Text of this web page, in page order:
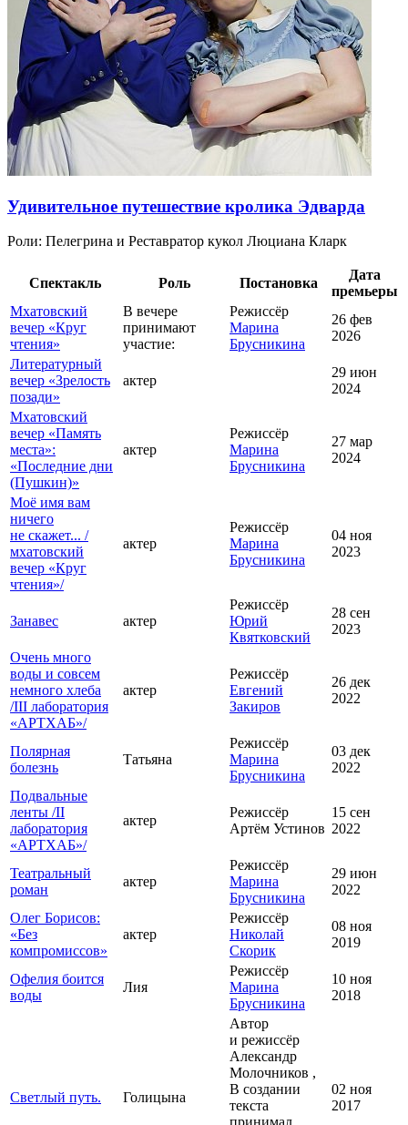
Удивительное путешествие кролика Эдварда
Роли: Пелегрина и Реставратор кукол Люциана Кларк
Спектакль Роль Постановка
Дата
премьеры
Мхатовский
вечер «Круг
чтения»
В вечере
принимают
участие:
Режиссёр
Марина
Брусникина
26 фев
2026
Литературный
вечер «Зрелость
позади»
актер
29 июн
2024
Мхатовский
вечер «Память
места»:
«Последние дни
(Пушкин)»
актер
Режиссёр
Марина
Брусникина
27 мар
2024
Моё имя вам
ничего
не скажет... /
мхатовский
вечер «Круг
чтения»/
актер
Режиссёр
Марина
Брусникина
04 ноя
2023
Занавес актер
Режиссёр
Юрий
Квятковский
28 сен
2023
Очень много
воды и совсем
немного хлеба
/III лаборатория
«АРТХАБ»/
актер
Режиссёр
Евгений
Закиров
26 дек
2022
Полярная
болезнь
Татьяна
Режиссёр
Марина
Брусникина
03 дек
2022
Подвальные
ленты /II
лаборатория
«АРТХАБ»/
актер
Режиссёр
Артём Устинов
15 сен
2022
Театральный
роман
актер
Режиссёр
Марина
Брусникина
29 июн
2022
Олег Борисов:
«Без
компромиссов»
актер
Режиссёр
Николай
Скорик
08 ноя
2019
Офелия боится
воды
Лия
Режиссёр
Марина
Брусникина
10 ноя
2018
Светлый путь. Голицына
Автор
и режиссёр
Александр
Молочников ,
В создании
текста
02 ноя
2017